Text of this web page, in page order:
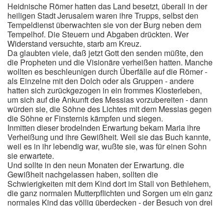
Heidnische Römer hatten das Land besetzt, überall in der
heiligen Stadt Jerusalem waren ihre Trupps, selbst den
Tempeldienst überwachten sie von der Burg neben dem
Tempelhof. Die Steuern und Abgaben drückten. Wer
Widerstand versuchte, starb am Kreuz.
Da glaubten viele, daß jetzt Gott den senden müßte, den
die Propheten und die Visionäre verheißen hatten. Manche
wollten es beschleunigen durch Überfälle auf die Römer -
als Einzelne mit den Dolch oder als Gruppen - andere
hatten sich zurückgezogen in ein frommes Klosterleben,
um sich auf die Ankunft des Messias vorzubereiten - dann
würden sie, die Söhne des Lichtes mit dem Messias gegen
die Söhne er Finsternis kämpfen und siegen.
Inmitten dieser brodelnden Erwartung bekam Maria ihre
Verheißung und ihre Gewißheit. Weil sie das Buch kannte,
weil es in ihr lebendig war, wußte sie, was für einen Sohn
sie erwartete.
Und sollte in den neun Monaten der Erwartung. die
Gewißheit nachgelassen haben, sollten die
Schwierigkeiten mit dem Kind dort im Stall von Bethlehem,
die ganz normalen Mutterpflichten und Sorgen um ein ganz
normales Kind das völlig überdecken - der Besuch von drei